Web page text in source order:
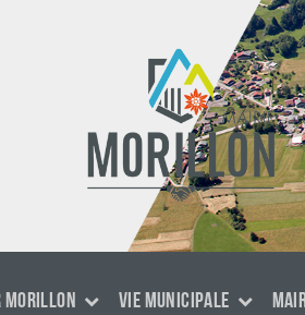
MORILLON VIE MUNICIPALE